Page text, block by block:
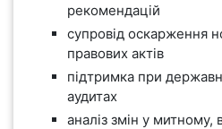
рекомендацій
супровід оскарження
правових актів
підтримка при
аудитах
аналіз змін у митному,